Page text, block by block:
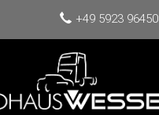
+49 5923 96450